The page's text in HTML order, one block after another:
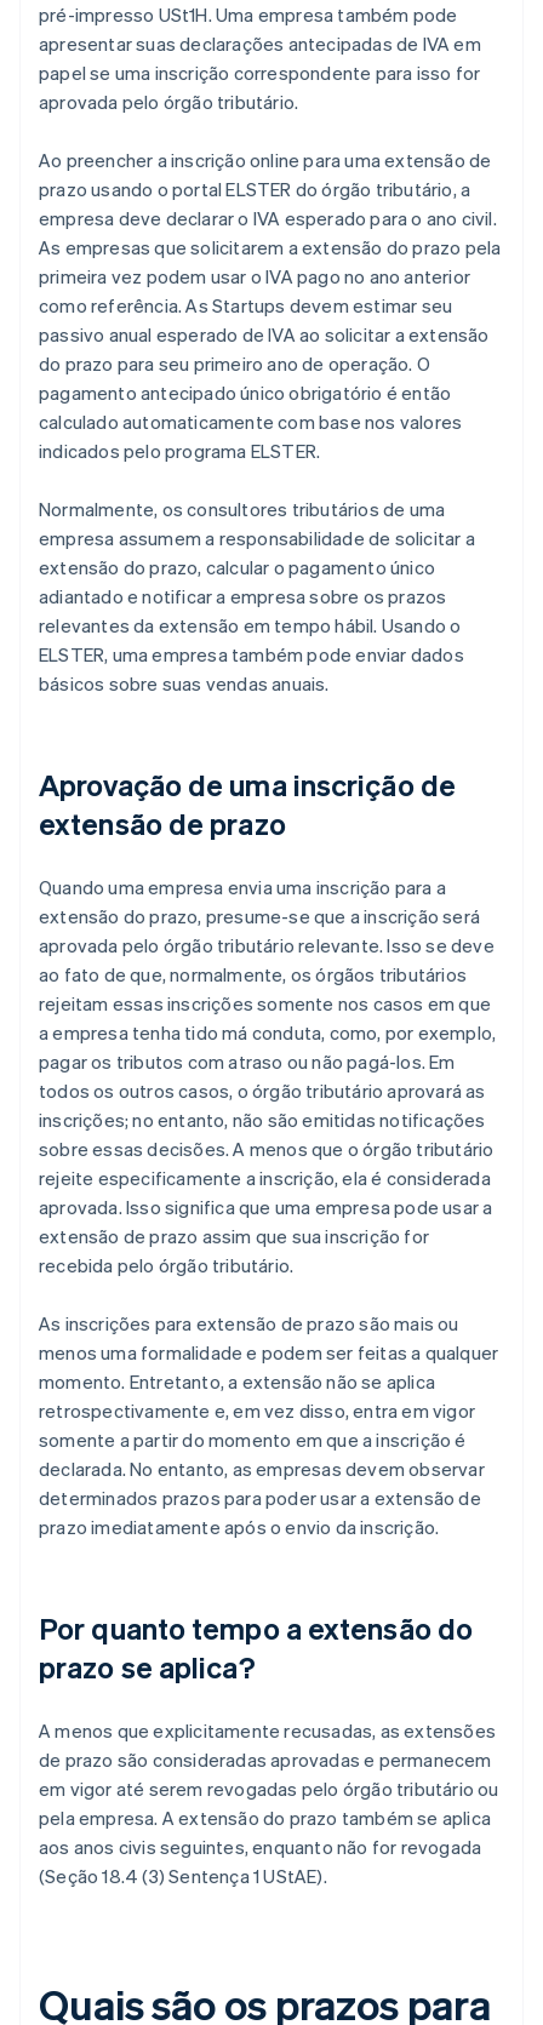
pré-impresso USt1H. Uma empresa também pode
apresentar suas declarações antecipadas de IVA em
papel se uma inscrição correspondente para isso for
aprovada pelo órgão tributário.
Ao preencher a inscrição online para uma extensão de
prazo usando o portal ELSTER do órgão tributário, a
empresa deve declarar o IVA esperado para o ano civil.
As empresas que solicitarem a extensão do prazo pela
primeira vez podem usar o IVA pago no ano anterior
como referência. As Startups devem estimar seu
passivo anual esperado de IVA ao solicitar a extensão
do prazo para seu primeiro ano de operação. O
pagamento antecipado único obrigatório é então
calculado automaticamente com base nos valores
indicados pelo programa ELSTER.
Normalmente, os consultores tributários de uma
empresa assumem a responsabilidade de solicitar a
extensão do prazo, calcular o pagamento único
adiantado e notificar a empresa sobre os prazos
relevantes da extensão em tempo hábil. Usando o
ELSTER, uma empresa também pode enviar dados
básicos sobre suas vendas anuais.
Aprovação de uma inscrição de
extensão de prazo
Quando uma empresa envia uma inscrição para a
extensão do prazo, presume-se que a inscrição será
aprovada pelo órgão tributário relevante. Isso se deve
ao fato de que, normalmente, os órgãos tributários
rejeitam essas inscrições somente nos casos em que
a empresa tenha tido má conduta, como, por exemplo,
pagar os tributos com atraso ou não pagá-los. Em
todos os outros casos, o órgão tributário aprovará as
inscrições; no entanto, não são emitidas notificações
sobre essas decisões. A menos que o órgão tributário
rejeite especificamente a inscrição, ela é considerada
aprovada. Isso significa que uma empresa pode usar a
extensão de prazo assim que sua inscrição for
recebida pelo órgão tributário.
As inscrições para extensão de prazo são mais ou
menos uma formalidade e podem ser feitas a qualquer
momento. Entretanto, a extensão não se aplica
retrospectivamente e, em vez disso, entra em vigor
somente a partir do momento em que a inscrição é
declarada. No entanto, as empresas devem observar
determinados prazos para poder usar a extensão de
prazo imediatamente após o envio da inscrição.
Por quanto tempo a extensão do
prazo se aplica?
A menos que explicitamente recusadas, as extensões
de prazo são consideradas aprovadas e permanecem
em vigor até serem revogadas pelo órgão tributário ou
pela empresa. A extensão do prazo também se aplica
aos anos civis seguintes, enquanto não for revogada
(Seção 18.4 (3) Sentença 1 UStAE).
Quais são os prazos para